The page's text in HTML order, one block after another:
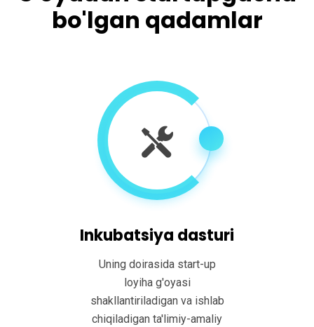
bo'lgan qadamlar
Inkubatsiya dasturi
Uning doirasida start-up
loyiha g'oyasi
shakllantiriladigan va ishlab
chiqiladigan ta'limiy-amaliy